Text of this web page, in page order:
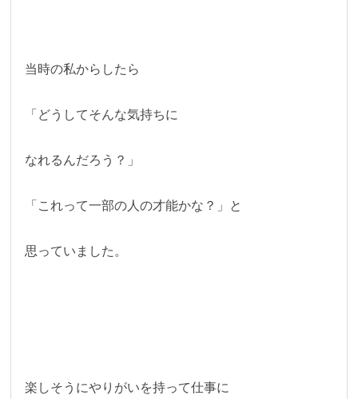
当時の私からしたら
「どうしてそんな気持ちに
なれるんだろう？」
「これって一部の人の才能かな？」と
思っていました。
楽しそうにやりがいを持って仕事に